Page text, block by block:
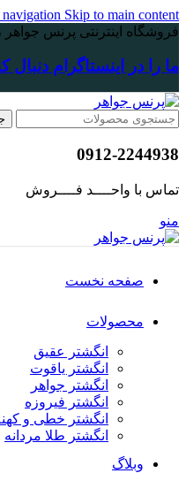
Skip to main content
فروشگاه اینترنتی پرنس جواهر
ما را در اینستاگرام دنبال
0912-2244938
تماس با واحــــد فــــروش
منو
صفحه نخست
محصولات
انگشتر عقیق
انگشتر یاقوت
انگشتر جواهر
انگشتر فیروزه
انگشتر خطی و
انگشتر طلا مردانه
وبلاگ